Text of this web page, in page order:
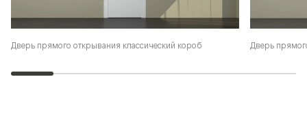
Дверь прямого открывания классический короб Дверь